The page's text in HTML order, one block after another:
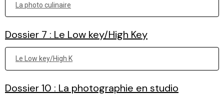
La photo culinaire
Dossier 7 : Le Low key/High Key
Le Low key/High K
Dossier 10 : La photographie en studio